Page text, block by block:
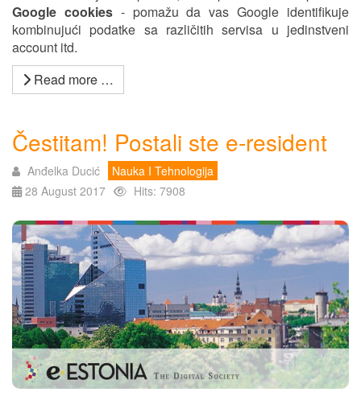
Google cookies- pomažu da vas Google identifikuje
kombinujući podatke sa različitih servisa u jedinstveni
account itd.
Read more …
Čestitam! Postali ste e-resident
Anđelka Ducić
Nauka I Tehnologija
28 August 2017
Hits: 7908